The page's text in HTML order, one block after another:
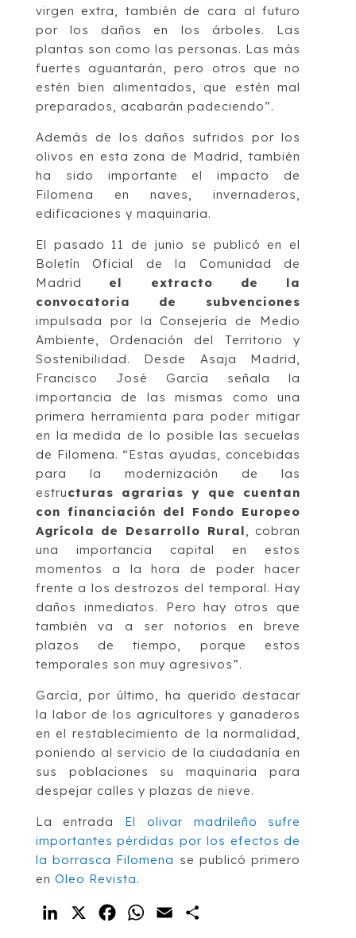
virgen extra, también de cara al futuro
por los daños en los árboles. Las
plantas son como las personas. Las más
fuertes aguantarán, pero otros que no
estén bien alimentados, que estén mal
preparados, acabarán padeciendo”.
Además de los daños sufridos por los
olivos en esta zona de Madrid, también
ha sido importante el impacto de
Filomena en naves, invernaderos,
edificaciones y maquinaria.
El pasado 11 de junio se publicó en el
Boletín Oficial de la Comunidad de
Madrid el extracto de la
convocatoria de subvenciones
impulsada por la Consejería de Medio
Ambiente, Ordenación del Territorio y
Sostenibilidad. Desde Asaja Madrid,
Francisco José García señala la
importancia de las mismas como una
primera herramienta para poder mitigar
en la medida de lo posible las secuelas
de Filomena. “Estas ayudas, concebidas
para la modernización de las
estructuras agrarias y que cuentan
con financiación del Fondo Europeo
Agrícola de Desarrollo Rural , cobran
una importancia capital en estos
momentos a la hora de poder hacer
frente a los destrozos del temporal. Hay
daños inmediatos. Pero hay otros que
también va a ser notorios en breve
plazos de tiempo, porque estos
temporales son muy agresivos”.
García, por último, ha querido destacar
la labor de los agricultores y ganaderos
en el restablecimiento de la normalidad,
poniendo al servicio de la ciudadanía en
sus poblaciones su maquinaria para
despejar calles y plazas de nieve.
La entrada El olivar madrileño sufre
importantes pérdidas por los efectos de
la borrasca Filomena se publicó primero
en Oleo Revista.
LinkedIn FacebookWhatsApp
Email